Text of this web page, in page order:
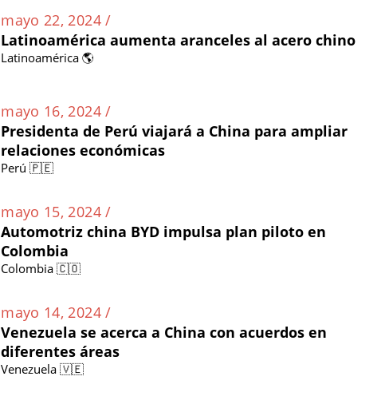
mayo 22, 2024 /
Latinoamérica aumenta aranceles al acero chino
Latinoamérica 🌎
mayo 16, 2024 /
Presidenta de Perú viajará a China para ampliar
relaciones económicas
Perú 🇵🇪
mayo 15, 2024 /
Automotriz china BYD impulsa plan piloto en
Colombia
Colombia 🇨🇴
mayo 14, 2024 /
Venezuela se acerca a China con acuerdos en
diferentes áreas
Venezuela 🇻🇪